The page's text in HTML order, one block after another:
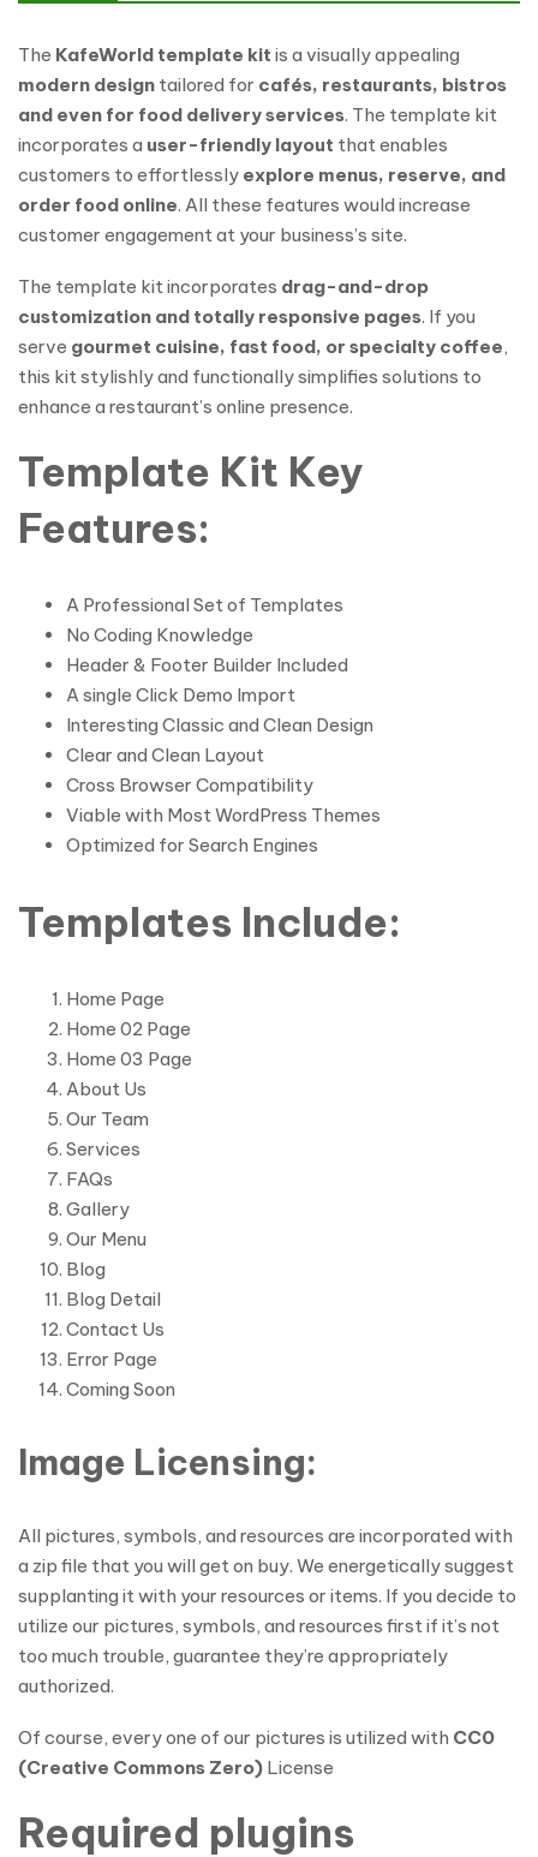
The KafeWorld template kit is a visually appealing
modern design tailored for cafés, restaurants, bistros
and even for food delivery services. The template kit
incorporates a user-friendly layout that enables
customers to effortlessly explore menus, reserve, and
order food online. All these features would increase
customer engagement at your business’s site.
The template kit incorporates drag-and-drop
customization and totally responsive pages. If you
serve gourmet cuisine, fast food, or specialty coffee,
this kit stylishly and functionally simplifies solutions to
enhance a restaurant’s online presence.
Template Kit Key
Features:
A Professional Set of Templates
No Coding Knowledge
Header & Footer Builder Included
A single Click Demo Import
Interesting Classic and Clean Design
Clear and Clean Layout
Cross Browser Compatibility
Viable with Most WordPress Themes
Optimized for Search Engines
Templates Include:
Home Page
Home 02 Page
Home 03 Page
About Us
Our Team
Services
FAQs
Gallery
Our Menu
Blog
Blog Detail
Contact Us
Error Page
Coming Soon
Image Licensing:
All pictures, symbols, and resources are incorporated with
a zip file that you will get on buy. We energetically suggest
supplanting it with your resources or items. If you decide to
utilize our pictures, symbols, and resources first if it’s not
too much trouble, guarantee they’re appropriately
authorized.
Of course, every one of our pictures is utilized with CC0
(Creative Commons Zero) License
Required plugins